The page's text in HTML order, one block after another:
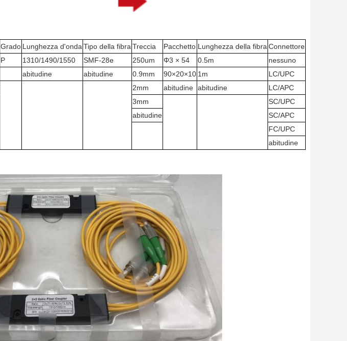
Grado Lunghezza d'ondaTipo della fibraTreccia Pacchetto Lunghezza della fibraConnettore
P 1310/1490/1550 SMF-28e 250um Φ3 × 54 0.5m
nessuno
abitudine abitudine 0.9mm 90×20×10 1m
LC/UPC
2mm abitudine abitudine
LC/APC
3mm
SC/UPC
abitudine
SC/APC
FC/UPC
abitudine